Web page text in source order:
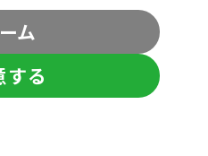
ム
する